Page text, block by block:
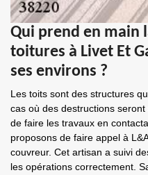
Qui prend en main
toitures à Livet Et
ses environs ?
Les toits sont des structures
cas où des destructions
de faire les travaux en
proposons de faire appel à
couvreur. Cet artisan a suivi
les opérations correctement.